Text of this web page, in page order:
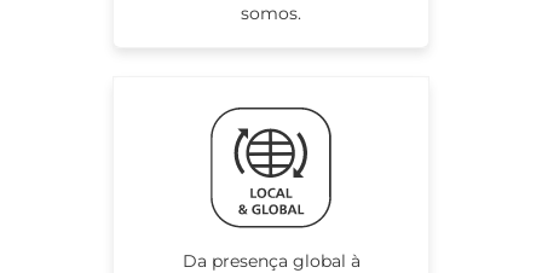
somos.
Da presença global à